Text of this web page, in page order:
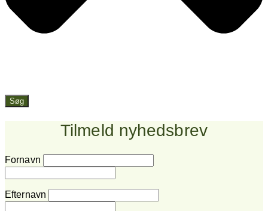
Søg
Tilmeld nyhedsbrev
Fornavn
Efternavn